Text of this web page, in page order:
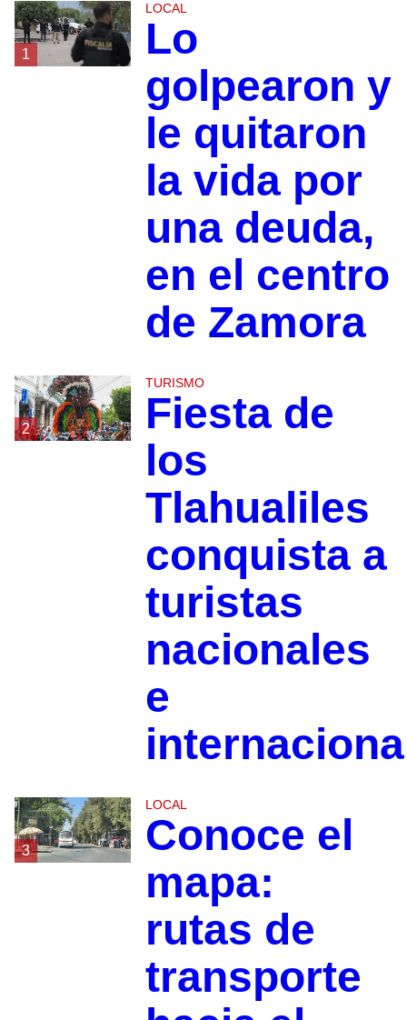
1
LOCAL
Lo
golpearon y
le quitaron
la vida por
una deuda,
en el centro
de Zamora
2
TURISMO
Fiesta de
los
Tlahualiles
conquista a
turistas
nacionales
e
3
LOCAL
Conoce el
mapa:
rutas de
transporte